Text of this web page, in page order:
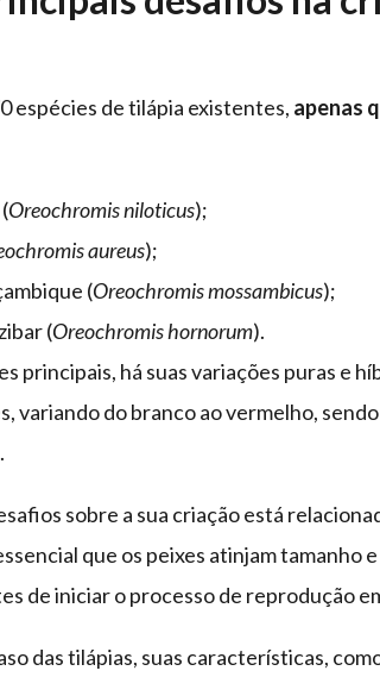
espécies de tilápia existentes, apenas
Oreochromis niloticus);
aureus);
(Oreochromis mossambicus);
(Oreochromis hornorum).
principais, há suas variações puras e
variando do branco ao vermelho,
.
sobre a sua criação está
que os peixes atinjam tamanho
de iniciar o processo de reprodução
das tilápias, suas características,